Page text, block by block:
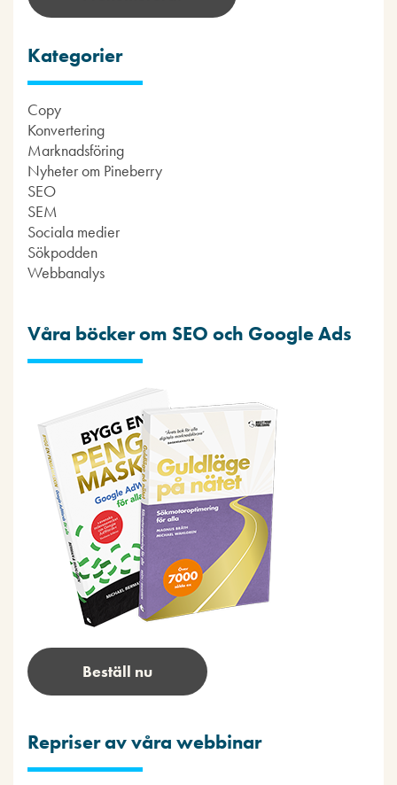
Kategorier
Copy
Konvertering
Marknadsföring
Nyheter om Pineberry
SEO
SEM
Sociala medier
Sökpodden
Webbanalys
Våra böcker om SEO och Google Ads
Beställ nu
Repriser av våra webbinar